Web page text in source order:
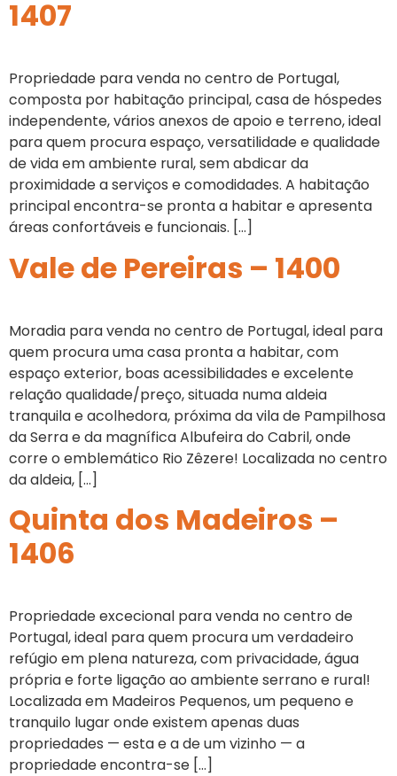
1407
Propriedade para venda no centro de Portugal,
composta por habitação principal, casa de hóspedes
independente, vários anexos de apoio e terreno, ideal
para quem procura espaço, versatilidade e qualidade
de vida em ambiente rural, sem abdicar da
proximidade a serviços e comodidades. A habitação
principal encontra-se pronta a habitar e apresenta
áreas confortáveis e funcionais. […]
Vale de Pereiras – 1400
Moradia para venda no centro de Portugal, ideal para
quem procura uma casa pronta a habitar, com
espaço exterior, boas acessibilidades e excelente
relação qualidade/preço, situada numa aldeia
tranquila e acolhedora, próxima da vila de Pampilhosa
da Serra e da magnífica Albufeira do Cabril, onde
corre o emblemático Rio Zêzere! Localizada no centro
da aldeia, […]
Quinta dos Madeiros –
1406
Propriedade excecional para venda no centro de
Portugal, ideal para quem procura um verdadeiro
refúgio em plena natureza, com privacidade, água
própria e forte ligação ao ambiente serrano e rural!
Localizada em Madeiros Pequenos, um pequeno e
tranquilo lugar onde existem apenas duas
propriedades — esta e a de um vizinho — a
propriedade encontra-se […]